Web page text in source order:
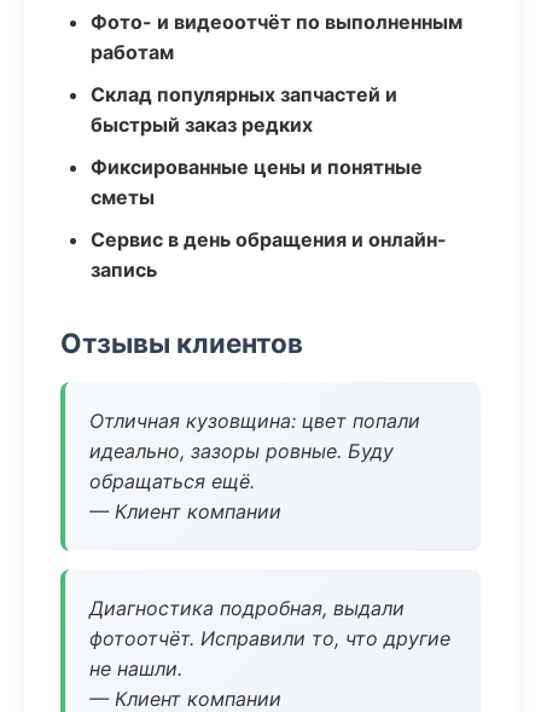
Фото- и видеоотчёт по выполненным
работам
Склад популярных запчастей и
быстрый заказ редких
Фиксированные цены и понятные
сметы
Сервис в день обращения и онлайн-
запись
Отзывы клиентов
Отличная кузовщина: цвет попали
идеально, зазоры ровные. Буду
обращаться ещё.
— Клиент компании
Диагностика подробная, выдали
фотоотчёт. Исправили то, что другие
не нашли.
— Клиент компании